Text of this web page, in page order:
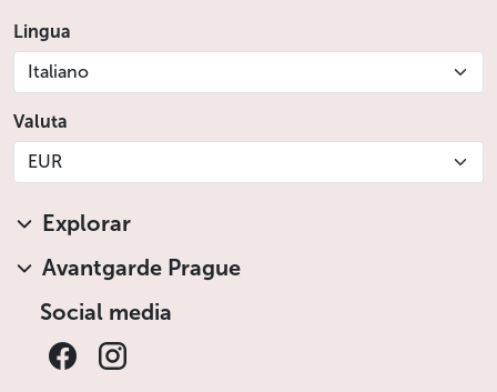
Lingua
Italiano
Valuta
EUR
Explorar
Avantgarde Prague
Social media